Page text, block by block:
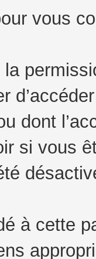
vous
la
dont
si vous
à cette